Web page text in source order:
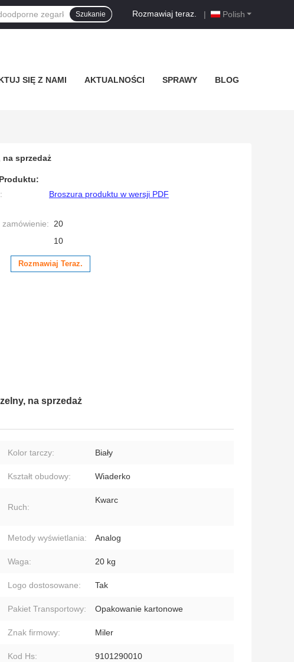
Polish
Rozmawiaj teraz. |
Szukanie
SIĘ Z NAMI AKTUALNOŚCI SPRAWY BLOG
sprzedaż
Broszura produktu w wersji PDF
zamówienie: 20
10
Rozmawiaj Teraz.
na sprzedaż
Kolor tarczy: Biały
Kształt obudowy: Wiaderko
Ruch:
Kwarc
Metody wyświetlania: Analog
Waga: 20 kg
Logo dostosowane: Tak
Pakiet Transportowy: Opakowanie kartonowe
Znak firmowy: Miler
Kod Hs: 9101290010